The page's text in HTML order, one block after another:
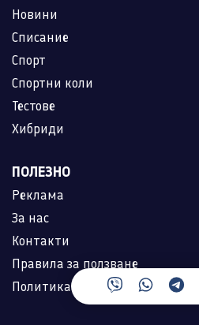
Новини
Списание
Спорт
Спортни коли
Тестове
Хибриди
ПОЛЕЗНО
Реклама
За нас
Контакти
Правила за ползване
Политика за лични данни